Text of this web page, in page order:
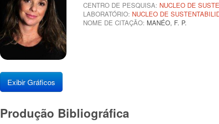
CENTRO DE PESQUISA: NUCLEO DE
LABORATÓRIO: NUCLEO DE
NOME DE CITAÇÃO: MANÉO, F. P.
Exibir Gráficos
Produção Bibliográfica